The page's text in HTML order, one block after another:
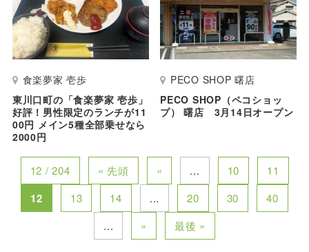
食楽夢家 壱歩
東川口町の「食楽夢家 壱歩」
好評！男性限定のランチが11
00円 メイン5種全部乗せなら
2000円
PECO SHOP 曙店
PECO SHOP（ペコショッ
プ） 曙店 3月14日オープン
12 / 204 « 先頭 « ... 10 11
12 13 14 ... 20 30
40
...
» 最後 »